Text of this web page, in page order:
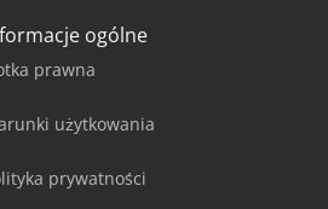
ogólne
prawna
użytkowania
prywatności